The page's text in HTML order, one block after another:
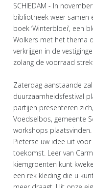
SCHIEDAM - In
bibliotheek weer samen
boek ‘Winterbloei’, een
Wolkers met het thema
verkrijgen in de
zolang de voorraad
Zaterdag aanstaande
duurzaamheidsfestival
partijen presenteren
Voedselbos, gemeente
workshops
Pieterse uw idee uit
toekomst. Leer van
kiemgroenten kunt
een rek kleding die u